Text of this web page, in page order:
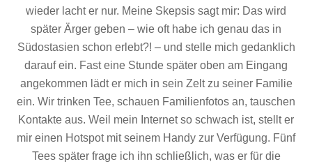
wieder lacht er nur. Meine Skepsis sagt mir: Das wird
später Ärger geben – wie oft habe ich genau das in
Südostasien schon erlebt?! – und stelle mich gedanklich
darauf ein. Fast eine Stunde später oben am Eingang
angekommen lädt er mich in sein Zelt zu seiner Familie
ein. Wir trinken Tee, schauen Familienfotos an, tauschen
Kontakte aus. Weil mein Internet so schwach ist, stellt er
mir einen Hotspot mit seinem Handy zur Verfügung. Fünf
Tees später frage ich ihn schließlich, was er für die